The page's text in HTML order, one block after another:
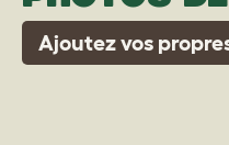
Ajoutez vos